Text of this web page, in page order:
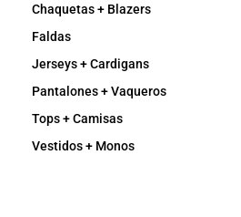
Chaquetas + Blazers
Faldas
Jerseys + Cardigans
Pantalones + Vaqueros
Tops + Camisas
Vestidos + Monos